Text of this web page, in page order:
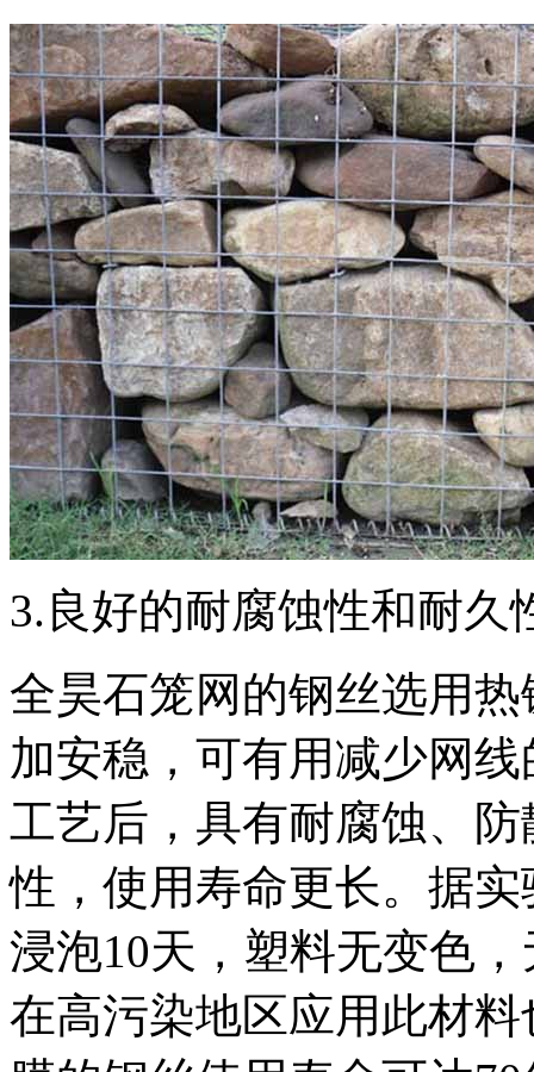
3.良好的耐腐蚀性和耐久
全昊石笼网的钢丝选用
加安稳，可有用减少网
工艺后，具有耐腐蚀、
性，使用寿命更长。据
浸泡10天，塑料无变色
在高污染地区应用此材